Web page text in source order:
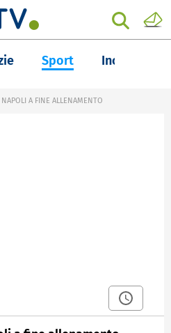
Sport Inchieste
NAPOLI A FINE ALLENAMENTO